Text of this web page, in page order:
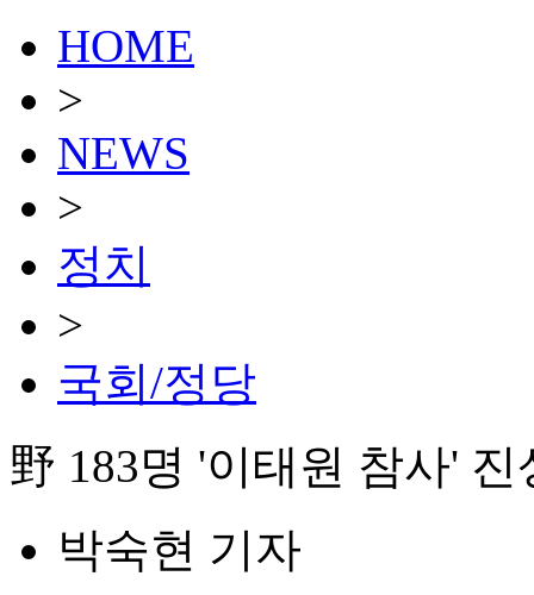
HOME
>
NEWS
>
정치
>
국회/정당
野 183명 '이태원 참사'
박숙현 기자